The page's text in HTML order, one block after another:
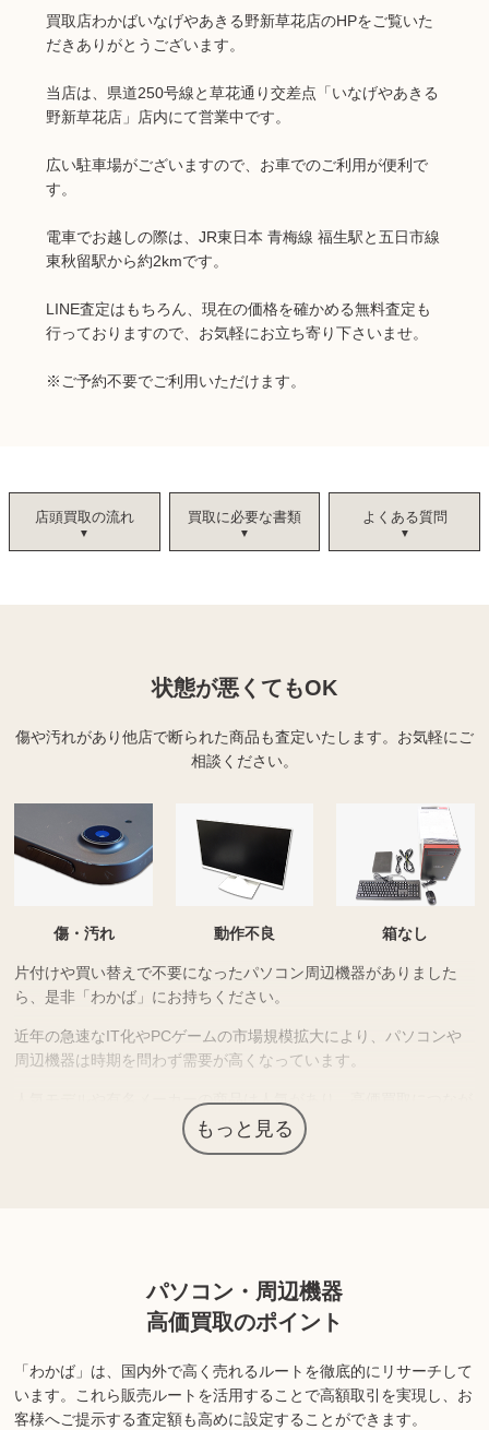
買取店わかばいなげやあきる野新草花店のHPをご覧いた
だきありがとうございます。
当店は、県道250号線と草花通り交差点「いなげやあきる
野新草花店」店内にて営業中です。
広い駐車場がございますので、お車でのご利用が便利で
す。
電車でお越しの際は、JR東日本 青梅線 福生駅と五日市線
東秋留駅から約2kmです。
LINE査定はもちろん、現在の価格を確かめる無料査定も
行っておりますので、お気軽にお立ち寄り下さいませ。
※ご予約不要でご利用いただけます。
店頭買取の流れ 買取に必要な書類 よくある質問
状態が悪くてもOK
傷や汚れがあり他店で断られた商品も査定いたします。 お気軽にご
相談ください。
傷・汚れ 動作不良 箱なし
片付けや買い替えで不要になったパソコン周辺機器がありました
ら、是非「わかば」にお持ちください。
近年の急速なIT化やPCゲームの市場規模拡大により、パソコンや
周辺機器は時期を問わず需要が高くなっています。
人気モデルや有名メーカーの商品は人気があり、高価買取につなが
す。詳しくは店舗までお問い合わせください。
もっと見る
パソコン・周辺機器
高価買取のポイント
「わかば」は、国内外で高く売れるルートを徹底的にリサーチして
います。 これら販売ルートを活用することで高額取引を実現し、お
客様へご提示する査定額も高めに設定することができます。